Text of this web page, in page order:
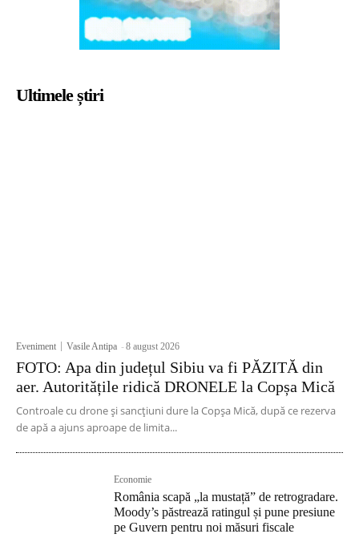
Ultimele știri
Eveniment Vasile Antipa -8 august 2026
FOTO: Apa din județul Sibiu va fi PĂZITĂ din
aer. Autoritățile ridică DRONELE la Copșa Mică
Controale cu drone și sancțiuni dure la Copșa Mică, după ce rezerva
de apă a ajuns aproape de limita...
Economie
România scapă „la mustață” de retrogradare.
Moody’s păstrează ratingul și pune presiune
pe Guvern pentru noi măsuri fiscale